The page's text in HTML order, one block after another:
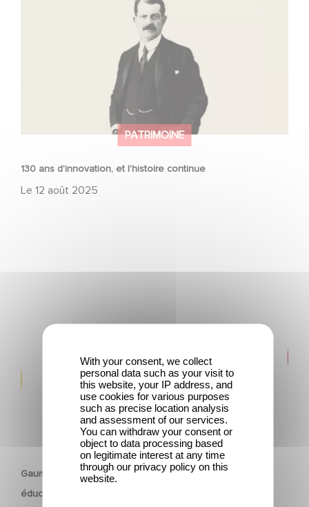
PATRIMOINE
130 ans d’innovation, et l’histoire continue
Le 12 août 2025
PATRIMOINE
Gaumont fête les 130 ans du cinéma avec un programme
éducatif inédit : « Alice et Léon font leur cinéma »
cinéma »
With your consent, we collect
personal data such as your visit to
this website, your IP address, and
use cookies for various purposes
such as precise location analysis
and assessment of our services.
You can withdraw your consent or
object to data processing based
on legitimate interest at any time
through our privacy policy on this
website.